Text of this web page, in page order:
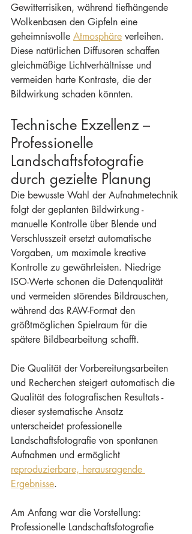
Gewitterrisiken, während tiefhängende
Wolkenbasen den Gipfeln eine
geheimnisvolle Atmosphäre verleihen.
Diese natürlichen Diffusoren schaffen
gleichmäßige Lichtverhältnisse und
vermeiden harte Kontraste, die der
Bildwirkung schaden könnten.
Technische Exzellenz –
Professionelle
Landschaftsfotografie
durch gezielte Planung
Die bewusste Wahl der Aufnahmetechnik
folgt der geplanten Bildwirkung -
manuelle Kontrolle über Blende und
Verschlusszeit ersetzt automatische
Vorgaben, um maximale kreative
Kontrolle zu gewährleisten. Niedrige
ISO-Werte schonen die Datenqualität
und vermeiden störendes Bildrauschen,
während das RAW-Format den
größtmöglichen Spielraum für die
spätere Bildbearbeitung schafft.
Die Qualität der Vorbereitungsarbeiten
und Recherchen steigert automatisch die
Qualität des fotografischen Resultats -
dieser systematische Ansatz
unterscheidet professionelle
Landschaftsfotografie von spontanen
Aufnahmen und ermöglicht
reproduzierbare, herausragende
Ergebnisse.
Am Anfang war die Vorstellung:
Professionelle Landschaftsfotografie